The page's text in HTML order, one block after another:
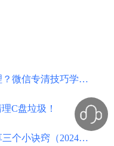
如何对电脑微信文件进行清理？微信专清技巧学起来
C盘垃圾！
怎么清理微信存储空间？分享三个小诀窍（2024新）